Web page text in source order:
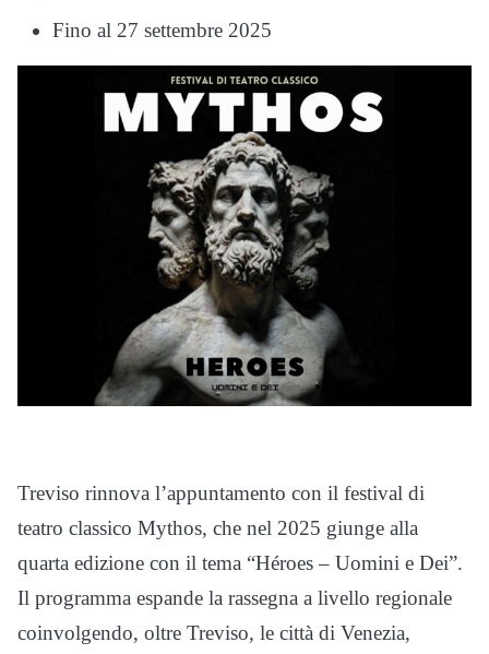
Fino al 27 settembre 2025
Treviso rinnova l’appuntamento con il festival di
teatro classico Mythos, che nel 2025 giunge alla
quarta edizione con il tema “Héroes – Uomini e Dei”.
Il programma espande la rassegna a livello regionale
coinvolgendo, oltre Treviso, le città di Venezia,